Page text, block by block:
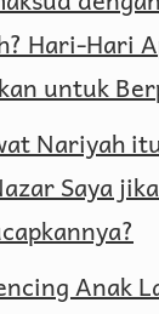
Hari-Hari
untuk
Nariyah
Saya
Anak